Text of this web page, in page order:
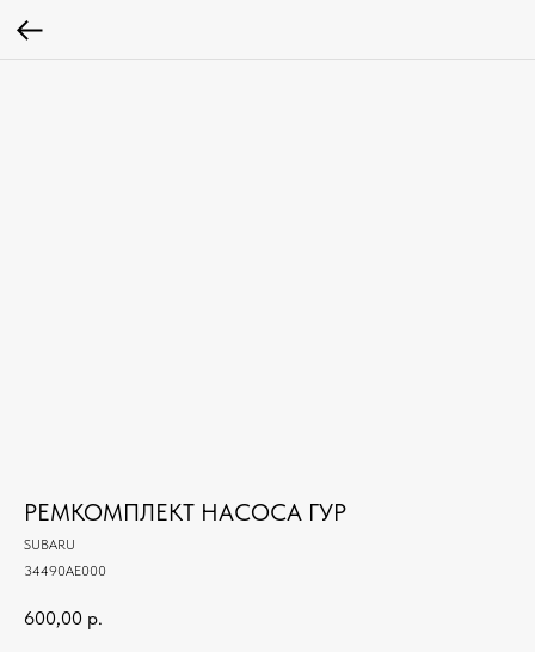
РЕМКОМПЛЕКТ НАСОСА ГУР
SUBARU
34490AE000
600,00 р.